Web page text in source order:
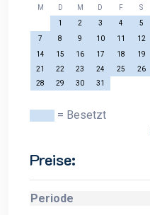
M D M D F S
1
2 3 4 5
7
8 9 10 11 12
14
15 16 17 18 19
21
22 23 24 25 26
28
29 30 31
= Besetzt
Preise:
Periode